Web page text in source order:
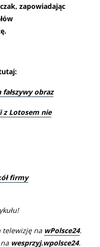
zapowiadając
obraz
z Lotosem nie
firmy
telewizję na wPolsce24.
wesprzyj.wpolsce24.